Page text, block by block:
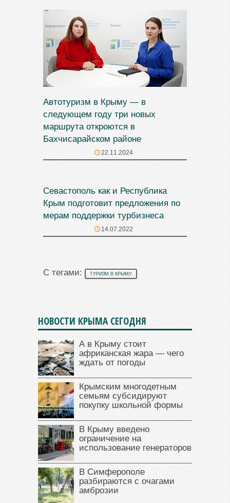
Автотуризм в Крыму — в
следующем году три новых
маршрута откроются в
Бахчисарайском районе
22.11.2024
Севастополь как и Республика
Крым подготовит предложения по
мерам поддержки турбизнеса
14.07.2022
С тегами: ТУРИЗМ В КРЫМУ
НОВОСТИ КРЫМА СЕГОДНЯ
А в Крыму стоит
африканская жара — чего
ждать от погоды
Крымским многодетным
семьям субсидируют
покупку школьной формы
В Крыму введено
ограничение на
использование генераторов
В Симферополе
разбираются с очагами
амброзии